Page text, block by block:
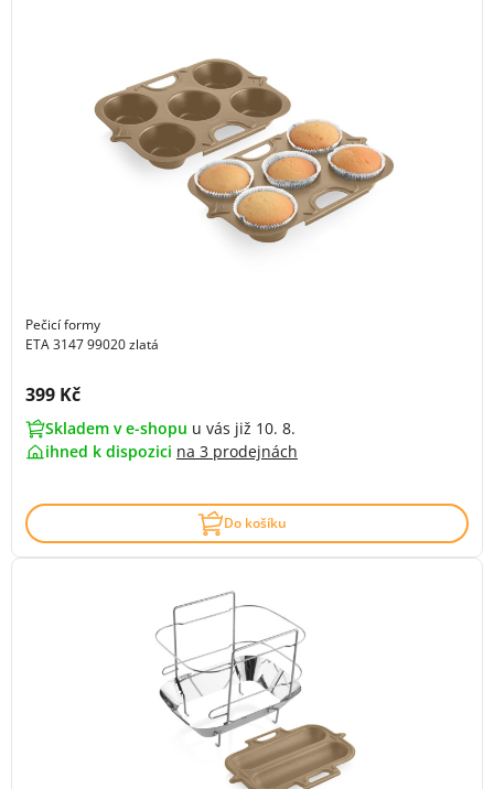
Pečicí formy
ETA 3147 99020 zlatá
Cena s DPH:
399 Kč
Skladem v e-shopu u vás již 10. 8.
ihned k dispozici na 3 prodejnách
Do košíku